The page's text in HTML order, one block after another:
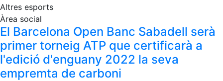
Vols ser
Patrocinador
del Club?
Notícies
Inscripcions
Altres esports
Àrea social
El Barcelona Open Banc Sabadell serà
primer torneig ATP que certificarà a
l'edició d'enguany 2022 la seva
empremta de carboni